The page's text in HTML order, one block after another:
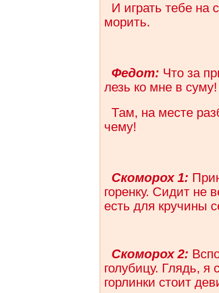
И играть тебе на
морить.
Федот: Что за
лезь ко мне в суму!
Там, на месте
чему!
Скоморох 1:
горенку. Сидит не
есть для кручины
Скоморох 2:
голубицу. Глядь, я
горлинки стоит